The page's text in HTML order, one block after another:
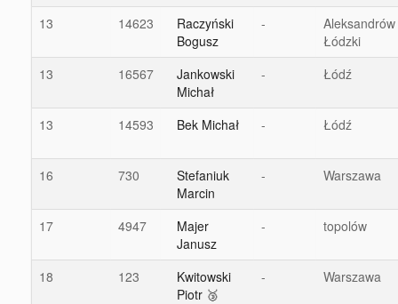
13 14623
Raczyński
Bogusz
-
Aleksandrów
Łódzki
13
16567
Jankowski
Michał
- Łódź
13 14593 Bek Michał - Łódź
16 730
Stefaniuk
Marcin
- Warszawa
17 4947
Majer
Janusz
- topolów
18 123
Kwitowski
Piotr 🥉
- Warszawa